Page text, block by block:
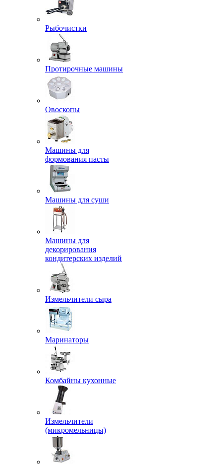
Рыбочистки
Протирочные машины
Овоскопы
Машины для
формования пасты
Машины для суши
Машины для
декорирования
кондитерских изделий
Измельчители сыра
Маринаторы
Комбайны кухонные
Измельчители
(микромельницы)